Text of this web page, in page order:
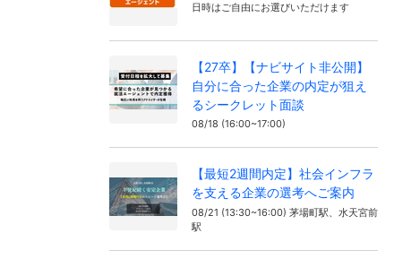
日時はご自由にお選びいただけます
【27卒】【ナビサイト非公開】
自分に合った企業の内定が狙え
るシークレット面談
08/18 (16:00~17:00)
【最短2週間内定】社会インフラ
を支える企業の選考へご案内
08/21 (13:30~16:00) 茅場町駅、水天宮前
駅